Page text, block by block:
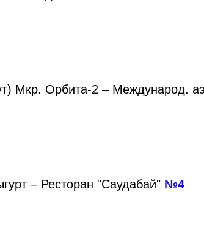
Мкр. Орбита-2 – Международ.
– Ресторан "Саудабай" №4